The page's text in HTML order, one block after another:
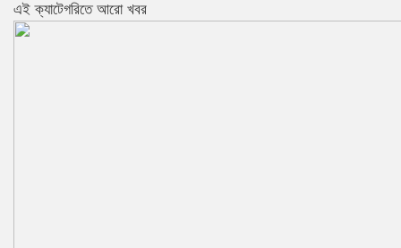
এই ক্যাটেগরিতে আরো খবর